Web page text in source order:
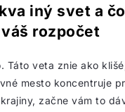
iný svet a
rozpočet
Táto veta znie ako
mesto koncentruje
začne vám to